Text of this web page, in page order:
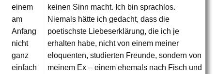
keinen Sinn macht. Ich bin sprachlos.
Niemals hätte ich gedacht, dass die
poetischste Liebeserklärung, die ich je
erhalten habe, nicht von einem meiner
eloquenten, studierten Freunde, sondern von
meinem Ex – einem ehemals nach Fisch und
einem
am
Anfang
nicht
ganz
einfach